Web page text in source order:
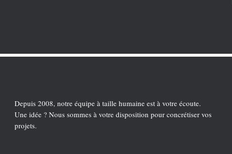
Depuis 2008, notre équipe à taille humaine est à votre écoute.
Une idée ? Nous sommes à votre disposition pour concrétiser vos
projets.